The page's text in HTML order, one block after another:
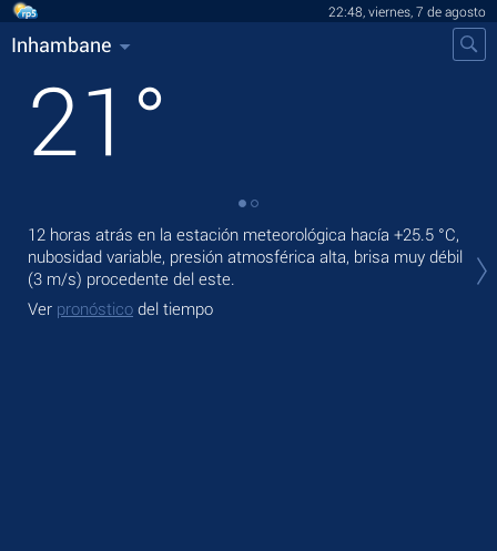
22:48, viernes, 7 de agosto
Inhambane
21 °
12 horas atrás en la estación meteorológica hacía +25.5 °C,
nubosidad variable, presión atmosférica alta, brisa muy débil
(3 m/s) procedente del este.
Ver pronóstico del tiempo